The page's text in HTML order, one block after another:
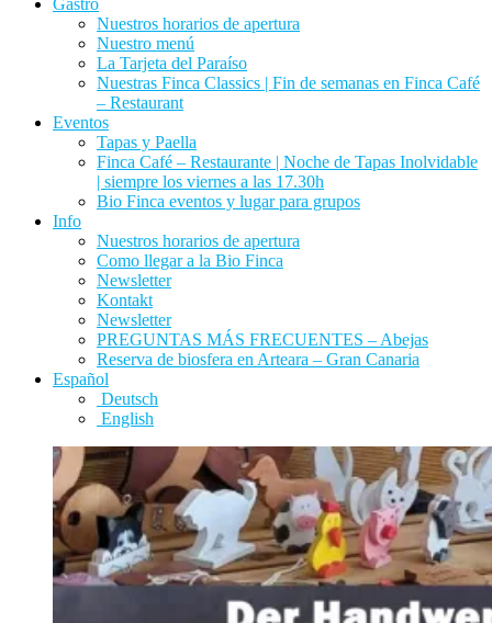
Nuestros horarios de apertura
Nuestro menú
La Tarjeta del Paraíso
Nuestras Finca Classics | Fin de semanas en Finca Café
– Restaurant
Eventos
Tapas y Paella
Finca Café – Restaurante | Noche de Tapas Inolvidable
| siempre los viernes a las 17.30h
Bio Finca eventos y lugar para grupos
Info
Nuestros horarios de apertura
Como llegar a la Bio Finca
Newsletter
Kontakt
Newsletter
PREGUNTAS MÁS FRECUENTES – Abejas
Reserva de biosfera en Arteara – Gran Canaria
Español
Deutsch
English